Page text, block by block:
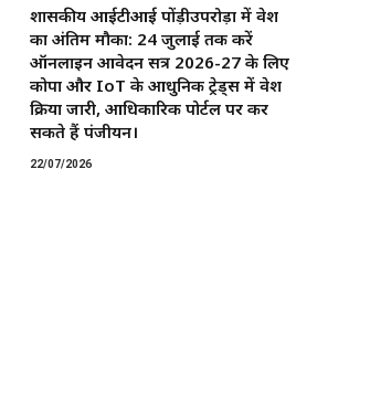
शासकीय आईटीआई पोंड़ीउपरोड़ा में प्रवेश
का अंतिम मौका: 24 जुलाई तक करें
ऑनलाइन आवेदन सत्र 2026-27 के लिए
कोपा और IoT के आधुनिक ट्रेड्स में प्रवेश
प्रक्रिया जारी, आधिकारिक पोर्टल पर कर
सकते हैं पंजीयन।
22/07/2026